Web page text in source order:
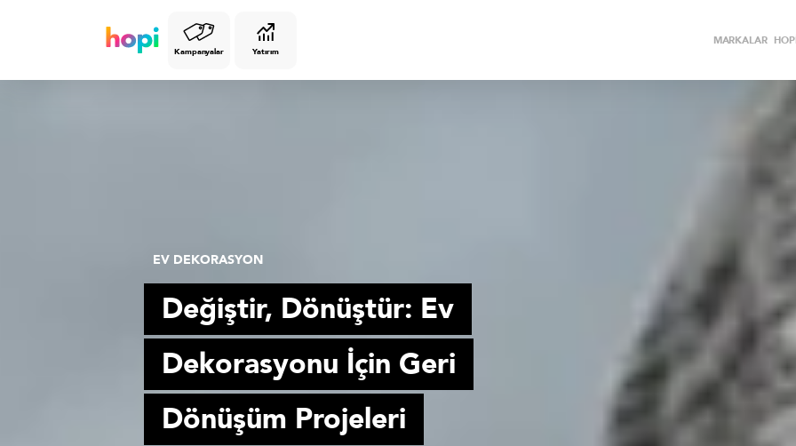
Kampanyalar Yatırım
MARKALAR
EV DEKORASYON
Değiştir, Dönüştür: Ev
Dekorasyonu İçin Geri
Dönüşüm Projeleri